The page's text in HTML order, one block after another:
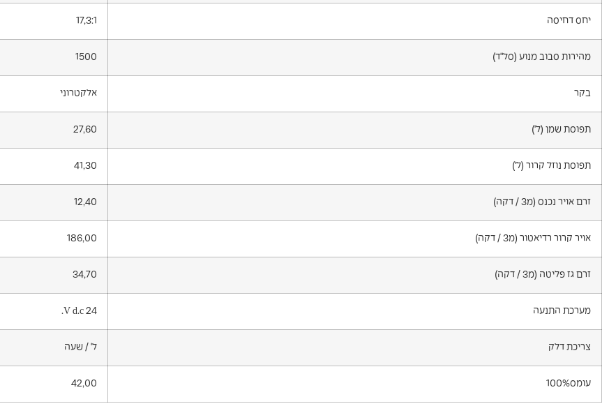
יחס דחיסה 17,3:1
מהירות סבוב מנוע (סל"ד) 1500
בקר אלקטרוני
תפוסת שמן (ל') 27,60
תפוסת נוזל קרור (ל') 41,30
זרם אויר נכנס (מ3 / דקה) 12,40
אויר קרור רדיאטור (מ3 / דקה) 186,00
זרם גז פליטה (מ3 / דקה) 34,70
מערכת התנעה 24 V d.c.
צריכת דלק ל' / שעה
עומס100% 42,00